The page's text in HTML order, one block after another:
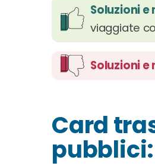
Soluzioni
viaggiate
Soluzioni
Card